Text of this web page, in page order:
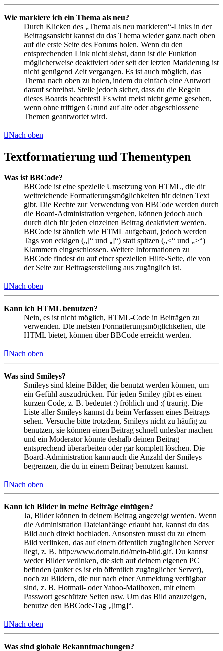
Wie markiere ich ein Thema als neu?
Durch Klicken des „Thema als neu markieren“-Links in der
Beitragsansicht kannst du das Thema wieder ganz nach oben
auf die erste Seite des Forums holen. Wenn du den
entsprechenden Link nicht siehst, dann ist die Funktion
möglicherweise deaktiviert oder seit der letzten Markierung ist
nicht genügend Zeit vergangen. Es ist auch möglich, das
Thema nach oben zu holen, indem du einfach eine Antwort
darauf schreibst. Stelle jedoch sicher, dass du die Regeln
dieses Boards beachtest! Es wird meist nicht gerne gesehen,
wenn ohne triftigen Grund auf alte oder abgeschlossene
Themen geantwortet wird.
Nach oben
Textformatierung und Thementypen
Was ist BBCode?
BBCode ist eine spezielle Umsetzung von HTML, die dir
weitreichende Formatierungsmöglichkeiten für deinen Text
gibt. Die Rechte zur Verwendung von BBCode werden durch
die Board-Administration vergeben, können jedoch auch
durch dich für jeden einzelnen Beitrag deaktiviert werden.
BBCode ist ähnlich wie HTML aufgebaut, jedoch werden
Tags von eckigen („[“ und „]“) statt spitzen („<“ und „>“)
Klammern eingeschlossen. Weitere Informationen zu
BBCode findest du auf einer speziellen Hilfe-Seite, die von
der Seite zur Beitragserstellung aus zugänglich ist.
Nach oben
Kann ich HTML benutzen?
Nein, es ist nicht möglich, HTML-Code in Beiträgen zu
verwenden. Die meisten Formatierungsmöglichkeiten, die
HTML bietet, können über BBCode erreicht werden.
Nach oben
Was sind Smileys?
Smileys sind kleine Bilder, die benutzt werden können, um
ein Gefühl auszudrücken. Für jeden Smiley gibt es einen
kurzen Code, z. B. bedeutet :) fröhlich und :( traurig. Die
Liste aller Smileys kannst du beim Verfassen eines Beitrags
sehen. Versuche bitte trotzdem, Smileys nicht zu häufig zu
benutzen, sie können einen Beitrag schnell unlesbar machen
und ein Moderator könnte deshalb deinen Beitrag
entsprechend überarbeiten oder gar komplett löschen. Die
Board-Administration kann auch die Anzahl der Smileys
begrenzen, die du in einem Beitrag benutzen kannst.
Nach oben
Kann ich Bilder in meine Beiträge einfügen?
Ja, Bilder können in deinem Beitrag angezeigt werden. Wenn
die Administration Dateianhänge erlaubt hat, kannst du das
Bild auch direkt hochladen. Ansonsten musst du zu einem
Bild verlinken, das auf einem öffentlich zugänglichen Server
liegt, z. B. http://www.domain.tld/mein-bild.gif. Du kannst
weder Bilder verlinken, die sich auf deinem eigenen PC
befinden (außer es ist ein öffentlich zugänglicher Server),
noch zu Bildern, die nur nach einer Anmeldung verfügbar
sind, z. B. Hotmail- oder Yahoo-Mailboxen, mit einem
Passwort geschützte Seiten usw. Um das Bild anzuzeigen,
benutze den BBCode-Tag „[img]“.
Nach oben
Was sind globale Bekanntmachungen?